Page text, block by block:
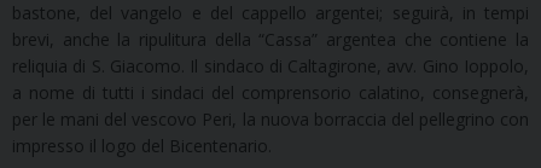
bastone, del vangelo e del cappello argentei; seguirà, in tempi
brevi, anche la ripulitura della “Cassa” argentea che contiene la
reliquia di S. Giacomo. Il sindaco di Caltagirone, avv. Gino Ioppolo,
a nome di tutti i sindaci del comprensorio calatino, consegnerà,
per le mani del vescovo Peri, la nuova borraccia del pellegrino con
impresso il logo del Bicentenario.